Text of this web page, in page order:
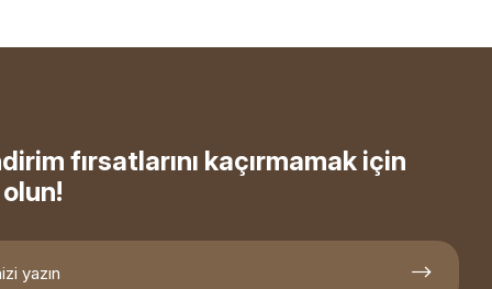
fırsatlarını kaçırmamak için